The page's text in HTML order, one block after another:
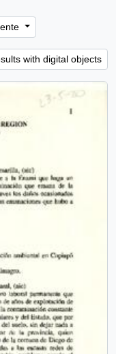
with digital objects